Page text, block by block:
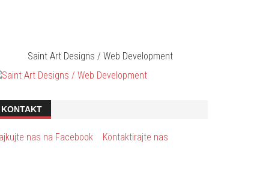
Saint Art Designs / Web Development
KONTAKT
nas na Facebook Kontaktirajte nas